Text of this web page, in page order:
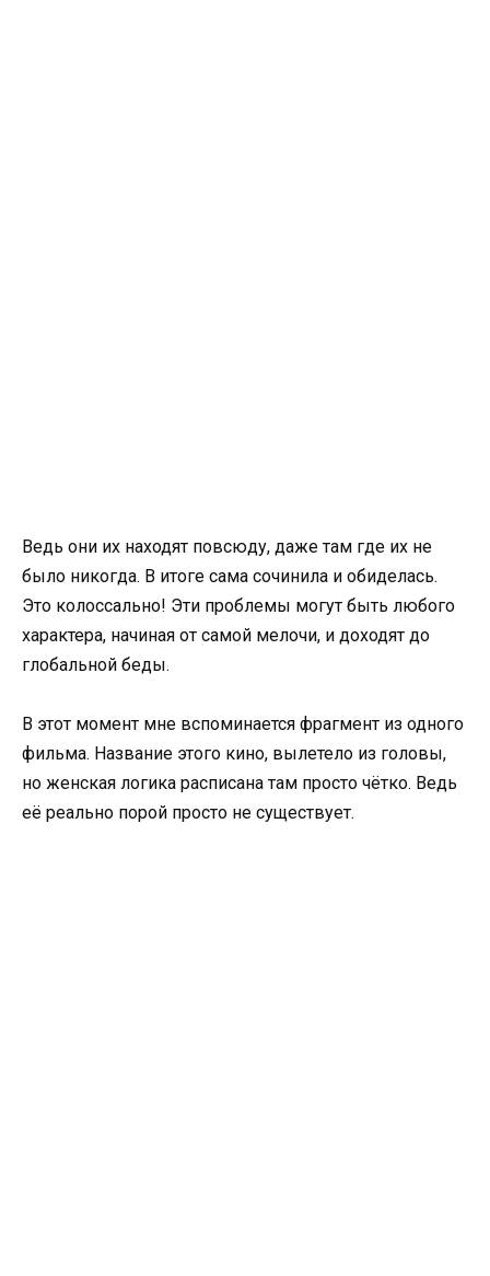
Ведь они их находят повсюду, даже там где их не
было никогда. В итоге сама сочинила и обиделась.
Это колоссально! Эти проблемы могут быть любого
характера, начиная от самой мелочи, и доходят до
глобальной беды.
В этот момент мне вспоминается фрагмент из одного
фильма. Название этого кино, вылетело из головы,
но женская логика расписана там просто чётко. Ведь
её реально порой просто не существует.